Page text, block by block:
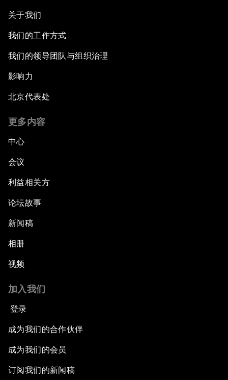
关于我们
我们的工作方式
我们的领导团队与组织治理
影响力
北京代表处
更多内容
中心
会议
利益相关方
论坛故事
新闻稿
相册
视频
加入我们
登录
成为我们的合作伙伴
成为我们的会员
订阅我们的新闻稿